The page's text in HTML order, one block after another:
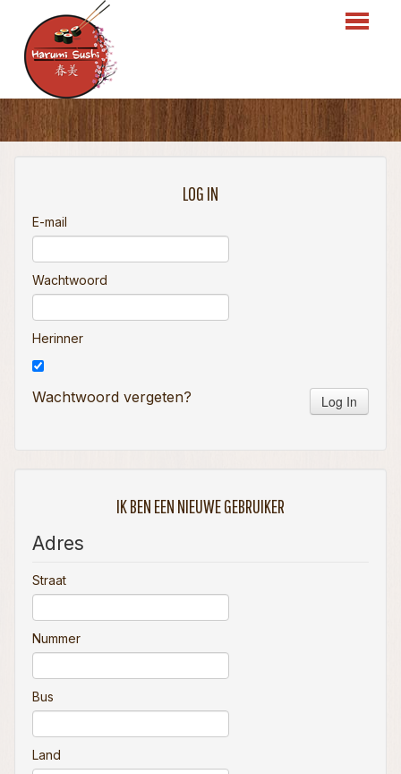
HOME
MENU
OVER ONS
LOGIN
CONTACT
LOG IN
E-mail
Wachtwoord
Herinner
Wachtwoord vergeten? Log In
IK BEN EEN NIEUWE GEBRUIKER
Adres
Straat
Nummer
Bus
Land